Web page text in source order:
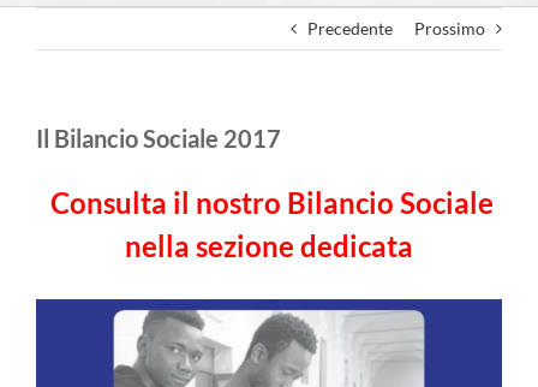
Precedente Prossimo
Il Bilancio Sociale 2017
Consulta il nostro Bilancio Sociale
nella sezione dedicata